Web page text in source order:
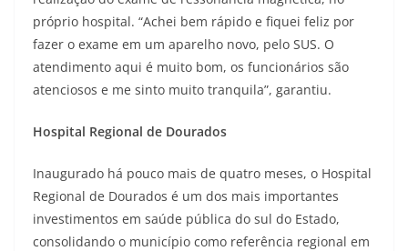
próprio hospital. “Achei bem rápido e fiquei feliz por
fazer o exame em um aparelho novo, pelo SUS. O
atendimento aqui é muito bom, os funcionários são
atenciosos e me sinto muito tranquila”, garantiu.
Hospital Regional de Dourados
Inaugurado há pouco mais de quatro meses, o Hospital
Regional de Dourados é um dos mais importantes
investimentos em saúde pública do sul do Estado,
consolidando o município como referência regional em